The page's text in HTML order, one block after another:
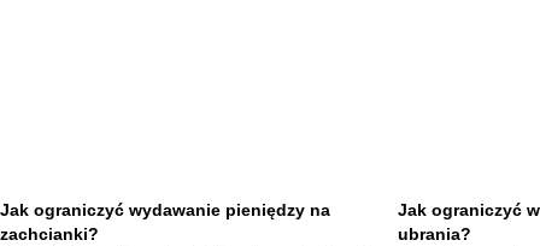
Jak ograniczyć wydawanie pieniędzy na
zachcianki?
Jak ograniczyć
ubrania?